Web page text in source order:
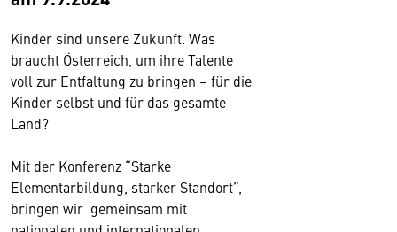
Kinder sind unsere Zukunft. Was
braucht Österreich, um ihre Talente
voll zur Entfaltung zu bringen – für die
Kinder selbst und für das gesamte
Land?
Mit der Konferenz “Starke
Elementarbildung, starker Standort”,
bringen wir gemeinsam mit